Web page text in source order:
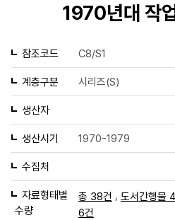
1970년대 작
참조코드 C8/S1
계층구분 시리즈(S)
생산자
생산시기 1970-1979
수집처
자료형태별
수량
총 38건 , 도서간행물
6건